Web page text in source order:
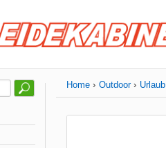
Home Outdoor Urlaub